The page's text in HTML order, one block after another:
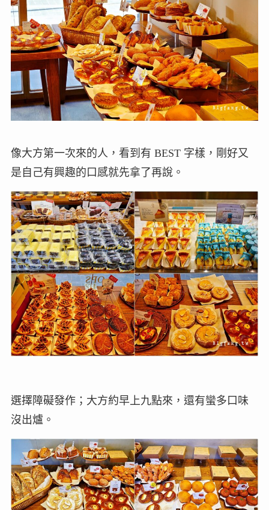
像大方第一次來的人，看到有 BEST 字樣，剛好又
是自己有興趣的口感就先拿了再說。
選擇障礙發作；大方約早上九點來，還有蠻多口味
沒出爐。